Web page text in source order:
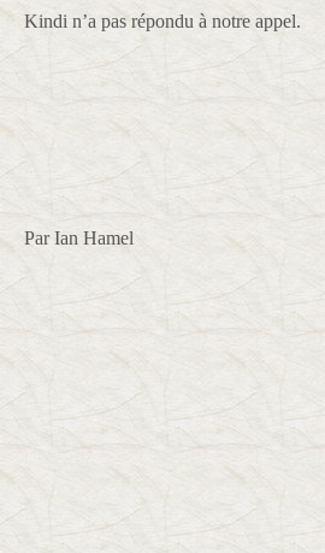
Kindi n’a pas répondu à notre appel.
Par Ian Hamel